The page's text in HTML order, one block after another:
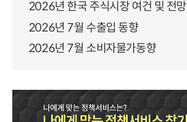
2026년 한국 주식시장 여건 및 전망
2026년 7월 수출입 동향
2026년 7월 소비자물가동향